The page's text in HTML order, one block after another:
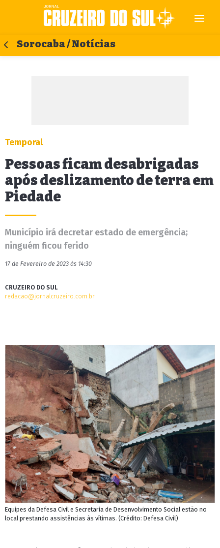
Sorocaba / Notícias
Temporal
Pessoas ficam desabrigadas
após deslizamento de terra em
Piedade
Município irá decretar estado de emergência;
ninguém ficou ferido
17 de Fevereiro de 2023 às 14:30
CRUZEIRO DO SUL
redacao@jornalcruzeiro.com.br
Equipes da Defesa Civil e Secretaria de Desenvolvimento Social estão no
local prestando assistências às vítimas. (Crédito: Defesa Civil)